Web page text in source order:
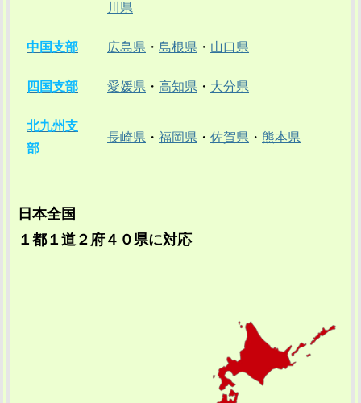
川県
中国支部 広島県 ・ 島根県 ・ 山口県
四国支部 愛媛県 ・ 高知県 ・ 大分県
北九州支
部
長崎県 ・ 福岡県 ・ 佐賀県 ・ 熊本県
日本全国
１都１道２府４０県に対応